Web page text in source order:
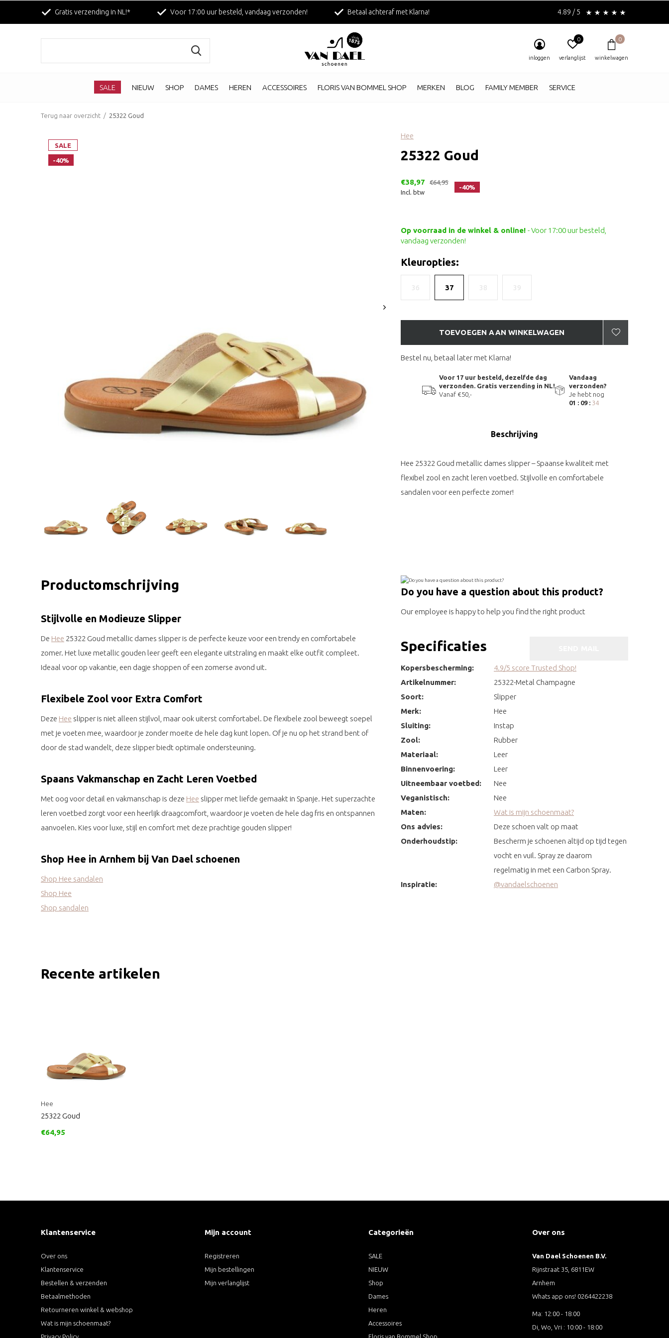
SALE NIEUW SHOP DAMES HEREN ACCESSOIRES FLORIS VAN BOMMEL SHOP MERKEN BLOG FAMILY MEMBER SERVICE
inloggen verlanglijst
0
winkelwagen
0
Gratis verzending in NL!* Voor 17:00 uur besteld, vandaag verzonden! Betaal achteraf met Klarna! 4.89 / 5
Terug naar overzicht 25322 Goud
SALE
-40%
Hee
25322 Goud
€38,97
€64,95
Incl. btw
-40%
Op voorraad in de winkel & online! - Voor 17:00 uur besteld,
vandaag verzonden!
Kleuropties:
36 37 38 39
TOEVOEGEN AAN WINKELWAGEN
Bestel nu, betaal later met Klarna!
Voor 17 uur besteld, dezelfde dag
verzonden. Gratis verzending in NL!
Vanaf €50,-
Vandaag
verzonden?
Je hebt nog
01 : 09 : 33
Beschrijving
Hee 25322 Goud metallic dames slipper – Spaanse kwaliteit met
flexibel zool en zacht leren voetbed. Stijlvolle en comfortabele
sandalen voor een perfecte zomer!
Productomschrijving
Stijlvolle en Modieuze Slipper
De Hee 25322 Goud metallic dames slipper is de perfecte keuze voor een trendy en comfortabele
zomer. Het luxe metallic gouden leer geeft een elegante uitstraling en maakt elke outfit compleet.
Ideaal voor op vakantie, een dagje shoppen of een zomerse avond uit.
Flexibele Zool voor Extra Comfort
Deze Hee slipper is niet alleen stijlvol, maar ook uiterst comfortabel. De flexibele zool beweegt soepel
met je voeten mee, waardoor je zonder moeite de hele dag kunt lopen. Of je nu op het strand bent of
door de stad wandelt, deze slipper biedt optimale ondersteuning.
Spaans Vakmanschap en Zacht Leren Voetbed
Met oog voor detail en vakmanschap is deze Hee slipper met liefde gemaakt in Spanje. Het superzachte
leren voetbed zorgt voor een heerlijk draagcomfort, waardoor je voeten de hele dag fris en ontspannen
aanvoelen. Kies voor luxe, stijl en comfort met deze prachtige gouden slipper!
Shop Hee in Arnhem bij Van Dael schoenen
Shop Hee sandalen
Shop Hee
Shop sandalen
Do you have a question about this product?
Our employee is happy to help you find the right product
Specificaties
Kopersbescherming:
4.9/5 score Trusted Shop!
Artikelnummer:
25322-Metal Champagne
Soort:
Slipper
Merk:
Hee
Sluiting:
Instap
Zool:
Rubber
Materiaal:
Leer
Binnenvoering:
Leer
Uitneembaar voetbed:
Nee
Veganistisch:
Nee
Maten:
Wat is mijn schoenmaat?
Ons advies:
Deze schoen valt op maat
Onderhoudstip:
Bescherm je schoenen altijd op tijd tegen
vocht en vuil. Spray ze daarom
regelmatig in met een Carbon Spray.
Inspiratie:
@vandaelschoenen
Recente artikelen
Hee
25322 Goud
€64,95
Klantenservice
Over ons
Klantenservice
Bestellen & verzenden
Betaalmethoden
Retourneren winkel & webshop
Wat is mijn schoenmaat?
Privacy Policy
Mijn account
Registreren
Mijn bestellingen
Mijn verlanglijst
Categorieën
SALE
NIEUW
Shop
Dames
Heren
Accessoires
Floris van Bommel Shop
Over ons
Van Dael Schoenen B.V.
Rijnstraat 35, 6811EW
Arnhem
Whats app ons! 0264422238
Ma: 12:00 - 18:00
Di, Wo, Vri : 10:00 - 18:00